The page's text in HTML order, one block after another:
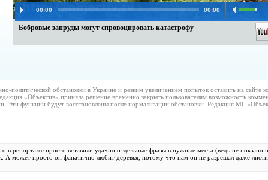
00:00 00:00
Бобровые запруды могут спровоцировать катастрофу
политической обстановки в Украине и резким увеличением попыток оставить на сайте
«Объектив» приняла решение временно закрыть пользователям возможность
Эти функции будут восстановлены после нормализации обстановки. Редакция МГ
в репортаже просто вставили удачно отдельные фразы в нужные места (ведь не покзано
может просто он фанатично любит деревья, потому что нам он не разрешал даже